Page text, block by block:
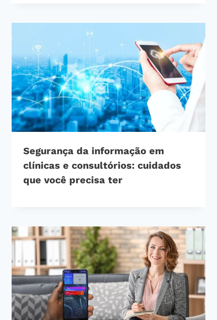
Segurança da informação em
clínicas e consultórios: cuidados
que você precisa ter